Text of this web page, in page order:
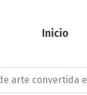
Inicio
arte convertida